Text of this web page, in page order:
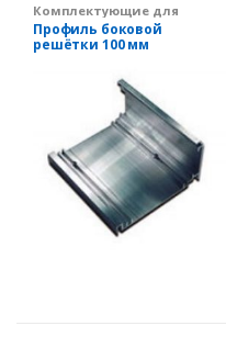
Комплектующие для
производства
вентиляционных решеток
Профиль боковой
решётки 100 мм